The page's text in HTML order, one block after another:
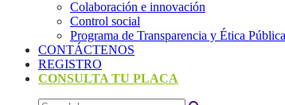
Colaboración e innovación
Control social
Programa de Transparencia y Ética Pública
CONTÁCTENOS
REGISTRO
CONSULTA TU PLACA